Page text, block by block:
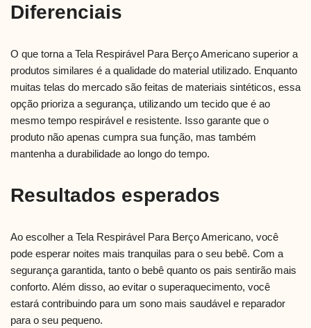
Diferenciais
O que torna a Tela Respirável Para Berço Americano superior a
produtos similares é a qualidade do material utilizado. Enquanto
muitas telas do mercado são feitas de materiais sintéticos, essa
opção prioriza a segurança, utilizando um tecido que é ao
mesmo tempo respirável e resistente. Isso garante que o
produto não apenas cumpra sua função, mas também
mantenha a durabilidade ao longo do tempo.
Resultados esperados
Ao escolher a Tela Respirável Para Berço Americano, você
pode esperar noites mais tranquilas para o seu bebê. Com a
segurança garantida, tanto o bebê quanto os pais sentirão mais
conforto. Além disso, ao evitar o superaquecimento, você
estará contribuindo para um sono mais saudável e reparador
para o seu pequeno.